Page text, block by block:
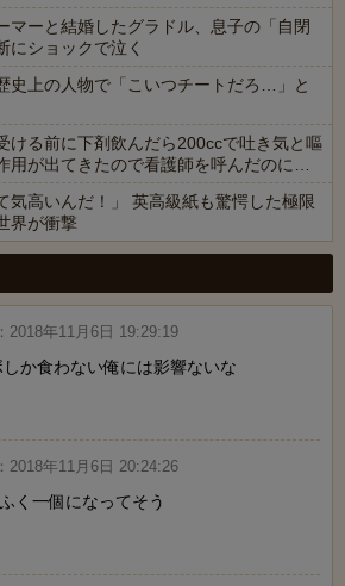
マーと結婚したグラドル、息子の「自閉
にショックで泣く
史上の人物で「こいつチートだろ…」と
ける前に下剤飲んだら200ccで吐き気と嘔
用が出てきたので看護師を呼んだのに…
気高いんだ！」 英高級紙も驚愕した極限
界が衝撃
RSS
2018年11月6日 19:29:19
か食わない俺には影響ないな
2018年11月6日 20:24:26
く一個になってそう